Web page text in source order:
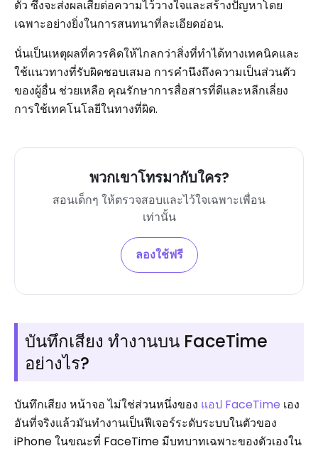
ตัว ซึ่งจะส่งผลเสียต่อความไว้วางใจและสร้างปัญหาโดย
เฉพาะอย่างยิ่งในการสนทนาที่ละเอียดอ่อน.
นั่นเป็นเหตุผลที่ควรคิดให้ไกลกว่าสิ่งที่ทำได้ทางเทคนิคและ
ใช้แนวทางที่รับผิดชอบเสมอ การคำนึงถึงความเป็นส่วนตัว
ของผู้อื่น ช่วยเหลือ คุณรักษาการสื่อสารที่ดีและหลีกเลี่ยง
การใช้เทคโนโลยีในทางที่ผิด.
พวกเขาโทรมากับใคร?
สอนเด็กๆ ให้ตรวจสอบและไว้ใจเฉพาะเพื่อน
เท่านั้น
ลองใช้ฟรี
บันทึกเสียง ทำงานบน FaceTime
อย่างไร?
บันทึกเสียง หน้าจอ ไม่ใช่ส่วนหนึ่งของ แอป FaceTime เอง
อันที่จริงแล้วมันทำงานเป็นฟีเจอร์ระดับระบบในตัวของ
iPhone ในขณะที่ FaceTime มีบทบาทเฉพาะของตัวเองใน